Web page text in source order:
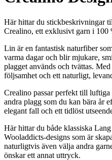
Här hittar du stickbeskrivningar
Crealino, ett exklusivt garn i 100
Lin är en fantastisk naturfiber
varma dagar och blir mjukare,
plagget används och tvättas.
följsamhet och ett naturligt,
Crealino passar perfekt till
andra plagg som du kan bära år
elegant fall och ett tidlöst
Här hittar du både klassiska
Wooladdicts-designs som är
naturligtvis även välja andra
önskar ett annat uttryck.